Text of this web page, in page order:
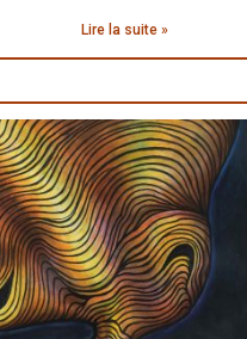
Lire la suite »